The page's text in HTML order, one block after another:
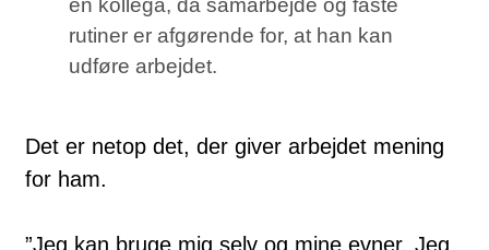
en kollega, da samarbejde og faste
rutiner er afgørende for, at han kan
udføre arbejdet.
Det er netop det, der giver arbejdet mening
for ham.
”Jeg kan bruge mig selv og mine evner. Jeg